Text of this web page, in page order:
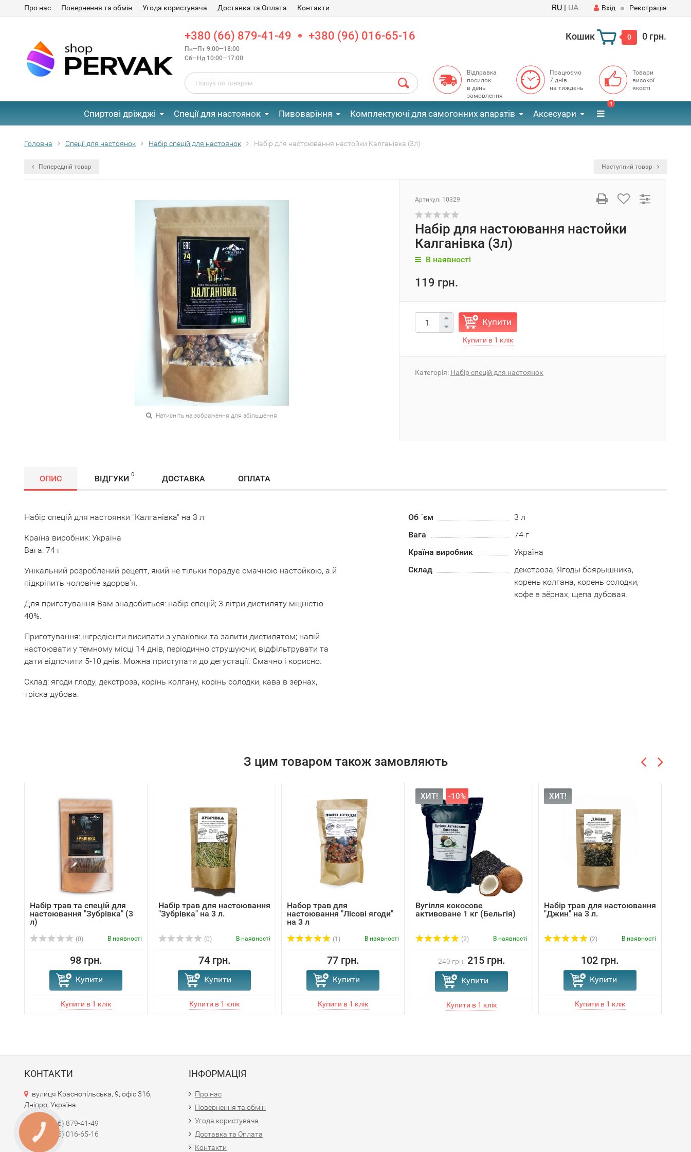
Про нас Повернення та обмін Угода користувача Доставка та Оплата Контакти RU| UA Вхід Реєстрація
+380 (66) 879-41-49 +380 (96) 016-65-16
Пн—Пт 9:00—18:00
Сб—Нд 10:00—17:00
Кошик 0 0 грн.
Відправка
посилок
в день
замовлення
Працюємо
7 днів
на тиждень
Товари
високої
якості
Спиртові дріжджі Спеції для настоянок Пивоваріння Комплектуючі для самогонних апаратів Аксесуари
1
Головна Спеції для настоянок Набір спецій для настоянок Набір для настоювання настойки Калганівка (3л)
Попередній товар Наступний товар
Натисніть на зображення для збільшення
Артикул: 10329
Набір для настоювання настойки
Калганівка (3л)
В наявності
119 грн.
Купити
Категорія: Набір спецій для настоянок
ОПИС ВІДГУКИ 0 ДОСТАВКА ОПЛАТА
Набір спецій для настоянки "Калганівка" на 3 л
Країна виробник: Україна
Вага: 74 г
Унікальний розроблений рецепт, який не тільки порадує смачною настойкою, а й
підкріпить чоловіче здоров'я.
Для приготування Вам знадобиться: набір спецій; 3 літри дистиляту міцністю
40%.
Приготування: інгредієнти висипати з упаковки та залити дистилятом; напій
настоювати у темному місці 14 днів, періодично струшуючи; відфільтрувати та
дати відпочити 5-10 днів. Можна приступати до дегустації. Смачно і корисно.
Склад: ягоди глоду, декстроза, корінь колгану, корінь солодки, кава в зернах,
тріска дубова.
Об `єм
3 л
Вага
74 г
Країна виробник
Україна
Склад
декстроза, Ягоды боярышника,
корень колгана, корень солодки,
кофе в зёрнах, щепа дубовая.
З цим товаром також замовляють
Набір трав та спецій для
настоювання "Зубрівка" (3
л)
(0) В наявності
98 грн.
Купити
Набір трав для настоювання
"Зубрівка" на 3 л.
(0) В наявності
74 грн.
Купити
Набор трав для
настоювання "Лісові ягоди"
на 3 л
(1) В наявності
77 грн.
Купити
ХИТ! -10%
Вугілля кокосове
активоване 1 кг (Бельгія)
(2) В наявності
240 грн. 215 грн.
Купити
ХИТ!
Набір трав для настоювання
"Джин" на 3 л.
(2) В наявності
102 грн.
Купити
КОНТАКТИ
вулиця Краснопільська, 9, офіс 316,
Дніпро, Україна
+380 (66) 879-41-49
+380 (96) 016-65-16
ІНФОРМАЦІЯ
Про нас
Повернення та обмін
Угода користувача
Доставка та Оплата
Контакти
КНОПКА
ЗВ'ЯЗКУ